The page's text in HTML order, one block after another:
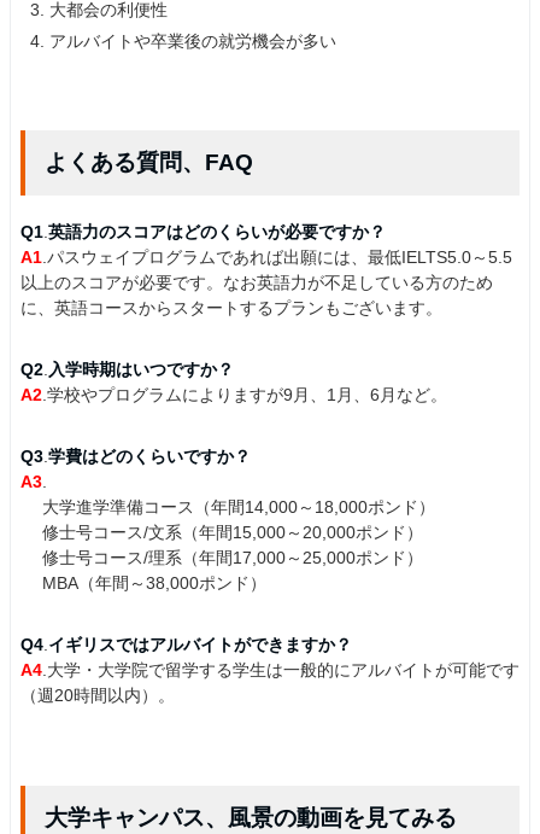
大都会の利便性
アルバイトや卒業後の就労機会が多い
よくある質問、FAQ
Q1.英語力のスコアはどのくらいが必要ですか？
A1.パスウェイプログラムであれば出願には、最低IELTS5.0～5.5
以上のスコアが必要です。なお英語力が不足している方のため
に、英語コースからスタートするプランもございます。
Q2.入学時期はいつですか？
A2.学校やプログラムによりますが9月、1月、6月など。
Q3.学費はどのくらいですか？
A3.
大学進学準備コース（年間14,000～18,000ポンド）
修士号コース/文系（年間15,000～20,000ポンド）
修士号コース/理系（年間17,000～25,000ポンド）
MBA（年間～38,000ポンド）
Q4.イギリスではアルバイトができますか？
A4.大学・大学院で留学する学生は一般的にアルバイトが可能です
（週20時間以内）。
大学キャンパス、風景の動画を見てみる